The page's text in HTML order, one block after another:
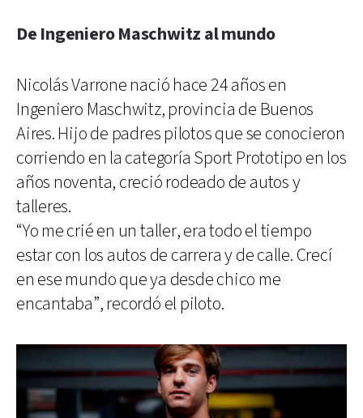
De Ingeniero Maschwitz al mundo
Nicolás Varrone nació hace 24 años en
Ingeniero Maschwitz, provincia de Buenos
Aires. Hijo de padres pilotos que se conocieron
corriendo en la categoría Sport Prototipo en los
años noventa, creció rodeado de autos y
talleres.
“Yo me crié en un taller, era todo el tiempo
estar con los autos de carrera y de calle. Crecí
en ese mundo que ya desde chico me
encantaba”, recordó el piloto.